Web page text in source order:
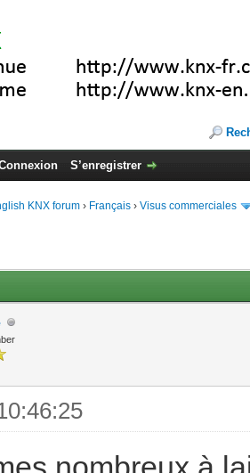
S’enregistrer
KNX forum › Français › Visus commerciales